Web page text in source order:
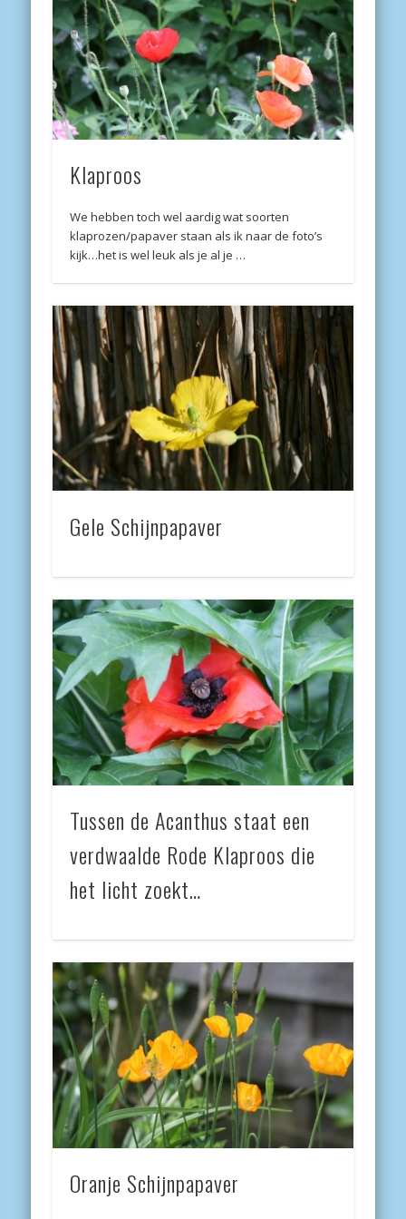
Klaproos
We hebben toch wel aardig wat soorten
klaprozen/papaver staan als ik naar de foto’s
kijk…het is wel leuk als je al je …
Gele Schijnpapaver
Tussen de Acanthus staat een
verdwaalde Rode Klaproos die
het licht zoekt…
Oranje Schijnpapaver